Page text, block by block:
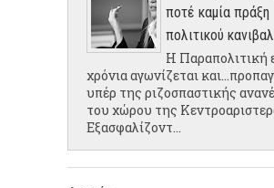
ποτέ καμία πράξη
πολιτικού
Η Παραπολιτική
χρόνια αγωνίζεται
υπέρ της ριζοσπαστικής
του χώρου της
Εξασφαλίζοντ...